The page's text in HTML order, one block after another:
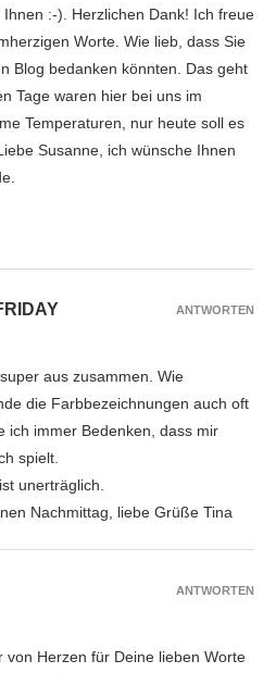
:-). Herzlichen Dank! Ich freue
Worte. Wie lieb, dass Sie
Blog bedanken könnten. Das geht
Tage waren hier bei uns im
Temperaturen, nur heute soll es
Susanne, ich wünsche Ihnen
aus zusammen. Wie
die Farbbezeichnungen auch oft
ich immer Bedenken, dass mir
spielt.
unerträglich.
Nachmittag, liebe Grüße Tina
ANTWORTEN
von Herzen für Deine lieben Worte
ANTWORTEN